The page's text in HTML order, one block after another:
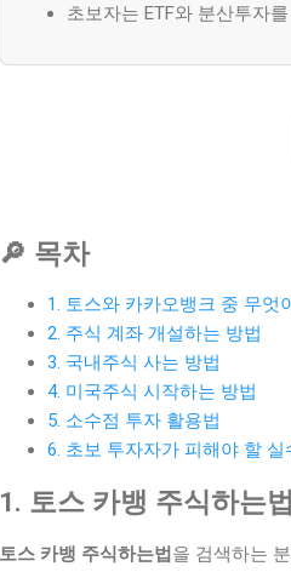
초보자는 ETF와 분산투자
🔎 목차
1. 토스와 카카오뱅크 중 무엇
2. 주식 계좌 개설하는 방법
3. 국내주식 사는 방법
4. 미국주식 시작하는 방법
5. 소수점 투자 활용법
6. 초보 투자자가 피해야 할 실
1. 토스 카뱅 주식하는
토스 카뱅 주식하는법 을 검색하는